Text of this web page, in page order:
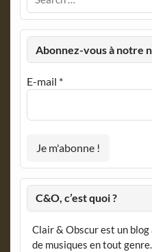
Abonnez-vous à notre
E-mail *
C&O, c’est quoi ?
Clair & Obscur est un blog
de musiques en tout genre.